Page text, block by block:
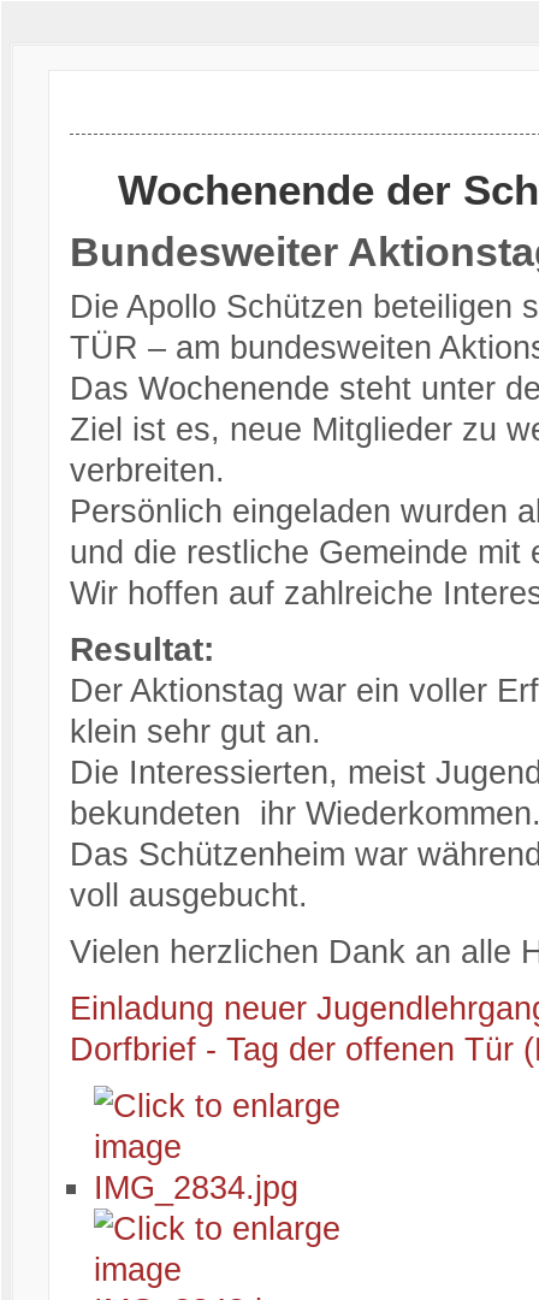
Wochenende der
Bundesweiter
Die Apollo Schützen beteiligen
TÜR – am bundesweiten
Das Wochenende steht unter
Ziel ist es, neue Mitglieder zu
verbreiten.
Persönlich eingeladen wurden
und die restliche Gemeinde mit
Wir hoffen auf zahlreiche
Resultat:
Der Aktionstag war ein voller
klein sehr gut an.
Die Interessierten, meist
bekundeten ihr
Das Schützenheim war
voll ausgebucht.
Vielen herzlichen Dank an alle
Einladung neuer
Dorfbrief - Tag der offenen Tür